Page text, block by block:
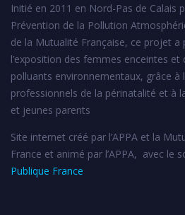
Initié en 2011 en Nord-Pas de Calais
Prévention de la Pollution
de la Mutualité Française, ce projet
l’exposition des femmes enceintes
polluants environnementaux, grâce
professionnels de la périnatalité et à
et jeunes parents
Site internet créé par l’APPA et la
France et animé par l’APPA, avec le
Publique France